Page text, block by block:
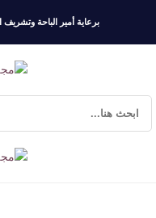
برعاية أمير الباحة
تكرّم الفائزين بجائزة “رواد
جائزة المهندس زياد